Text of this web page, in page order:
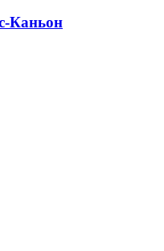
Каньон